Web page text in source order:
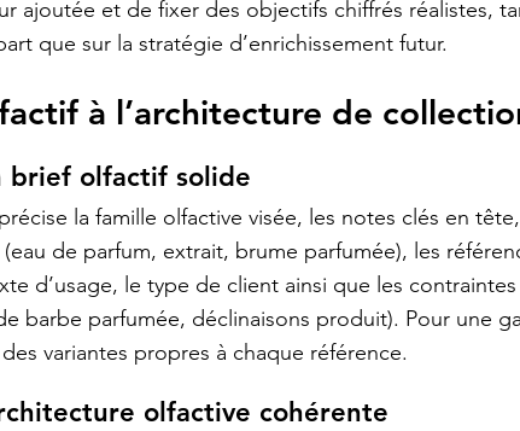
ajoutée et de fixer des objectifs chiffrés réalistes,
que sur la stratégie d’enrichissement futur.
à l’architecture de
brief olfactif solide
la famille olfactive visée, les notes clés en
(eau de parfum, extrait, brume parfumée), les
d’usage, le type de client ainsi que les
barbe parfumée, déclinaisons produit). Pour une
variantes propres à chaque référence.
olfactive cohérente